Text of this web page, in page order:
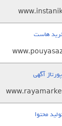
هاست
آگهی
محتوا